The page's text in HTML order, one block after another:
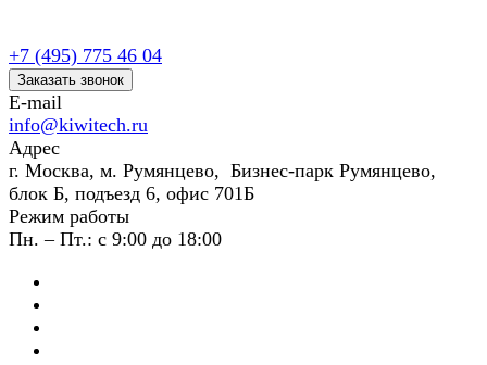
+7 (495) 775 46 04
Заказать звонок
E-mail
info@kiwitech.ru
Адрес
г. Москва, м. Румянцево, Бизнес-парк Румянцево,
блок Б, подъезд 6, офис 701Б
Режим работы
Пн. – Пт.: с 9:00 до 18:00